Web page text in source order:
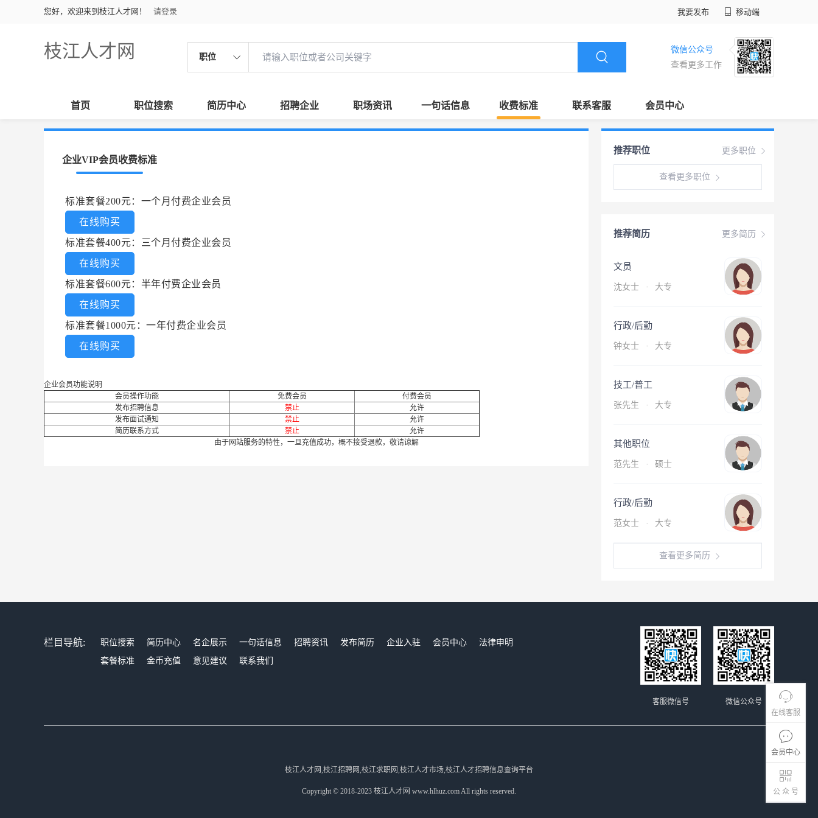
您好，欢迎来到枝江人才网！ 请登录 我要发布 移动端
枝江人才网 职位
微信公众号
查看更多工作
首页 职位搜索 简历中心 招聘企业 职场资讯 一句话信息 收费标准 联系客服 会员中心
在线客服
会员中心
公 众 号
企业VIP会员收费标准
标准套餐200元：一个月付费企业会员
在线购买
标准套餐400元：三个月付费企业会员
在线购买
标准套餐600元：半年付费企业会员
在线购买
标准套餐1000元：一年付费企业会员
在线购买
企业会员功能说明
会员操作功能
免费会员
付费会员
发布招聘信息
禁止
允许
发布面试通知
禁止
允许
简历联系方式
禁止
允许
由于网站服务的特性，一旦充值成功，概不接受退款，敬请谅解
更多职位
推荐职位
查看更多职位
更多简历
推荐简历
文员
沈女士 · 大专
行政/后勤
钟女士 · 大专
技工/普工
张先生 · 大专
其他职位
范先生 · 硕士
行政/后勤
范女士 · 大专
查看更多简历
栏目导航: 职位搜索 简历中心 名企展示 一句话信息 招聘资讯 发布简历 企业入驻 会员中心
法律申明
套餐标准
金币充值 意见建议 联系我们
微信公众号
客服微信号
枝江人才网,枝江招聘网,枝江求职网,枝江人才市场,枝江人才招聘信息查询平台
Copyright © 2018-2023 枝江人才网 www.hlhuz.com All rights reserved.